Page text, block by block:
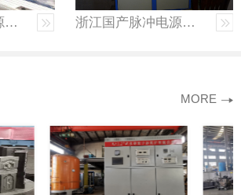
浙江进口脉冲电源等离子渗氮炉 浙江国产脉冲电源等离子渗氮炉
MORE